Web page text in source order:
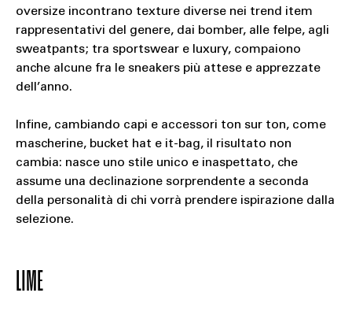
oversize incontrano texture diverse nei trend item
rappresentativi del genere, dai bomber, alle felpe, agli
sweatpants; tra sportswear e luxury, compaiono
anche alcune fra le sneakers più attese e apprezzate
dell’anno.
Infine, cambiando capi e accessori ton sur ton, come
mascherine, bucket hat e it-bag, il risultato non
cambia: nasce uno stile unico e inaspettato, che
assume una declinazione sorprendente a seconda
della personalità di chi vorrà prendere ispirazione dalla
selezione.
LIME